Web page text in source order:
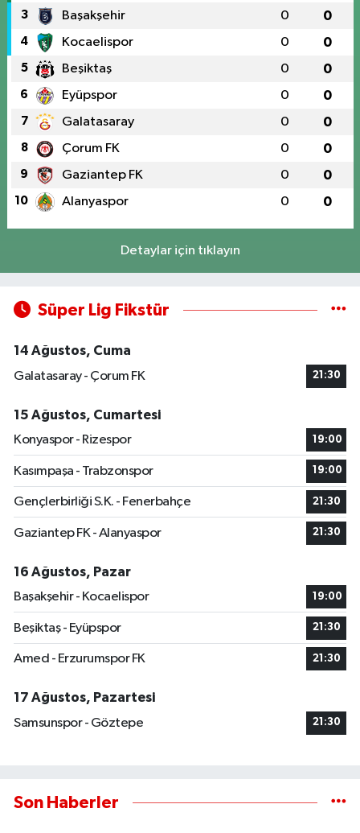
3 Başakşehir 0 0
4 Kocaelispor 0 0
5 Beşiktaş 0 0
6 Eyüpspor 0 0
7 Galatasaray 0 0
8 Çorum FK 0 0
9 Gaziantep FK 0 0
10 Alanyaspor 0 0
Detaylar için tıklayın
Süper Lig Fikstür
14 Ağustos, Cuma
Galatasaray - Çorum FK
21:30
15 Ağustos, Cumartesi
Konyaspor - Rizespor
19:00
Kasımpaşa - Trabzonspor 19:00
Gençlerbirliği S.K. - Fenerbahçe 21:30
Gaziantep FK - Alanyaspor 21:30
16 Ağustos, Pazar
Başakşehir - Kocaelispor
19:00
Beşiktaş - Eyüpspor 21:30
Amed - Erzurumspor FK 21:30
17 Ağustos, Pazartesi
Samsunspor - Göztepe
21:30
Son Haberler